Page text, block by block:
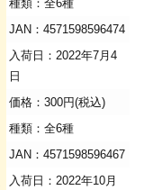
種類：全6種
JAN：4571598596474
入荷日：2022年7月4
日
価格：300円(税込)
種類：全6種
JAN：4571598596467
入荷日：2022年10月